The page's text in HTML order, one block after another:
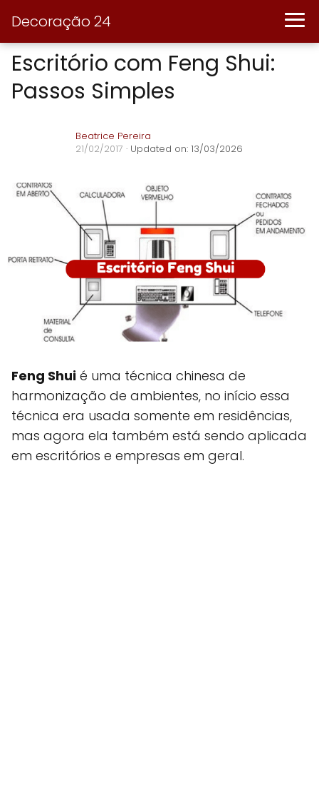
Decoração 24
Escritório com Feng Shui:
Passos Simples
Beatrice Pereira
21/02/2017 · Updated on: 13/03/2026
Feng Shui é uma técnica chinesa de
harmonização de ambientes, no início essa
técnica era usada somente em residências,
mas agora ela também está sendo aplicada
em escritórios e empresas em geral.